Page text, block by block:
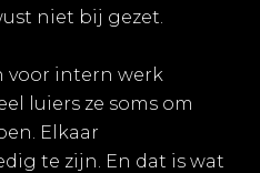
niet bij gezet.
voor intern werk
luiers ze soms om
Elkaar
te zijn. En dat is wat